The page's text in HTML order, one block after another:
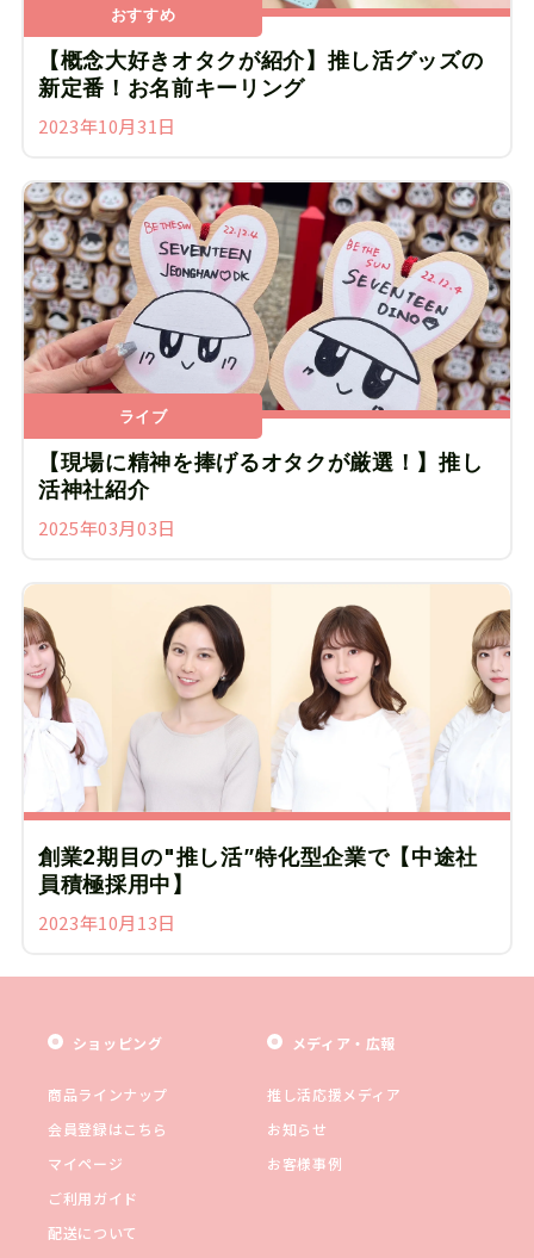
おすすめ
【概念大好きオタクが紹介】推し活グッズの
新定番！お名前キーリング
2023年10月31日
ライブ
【現場に精神を捧げるオタクが厳選！】推し
活神社紹介
2025年03月03日
創業2期目の"推し活”特化型企業で【中途社
員積極採用中】
2023年10月13日
ショッピング
商品ラインナップ
会員登録はこちら
マイページ
ご利用ガイド
配送について
メディア・広報
推し活応援メディア
お知らせ
お客様事例